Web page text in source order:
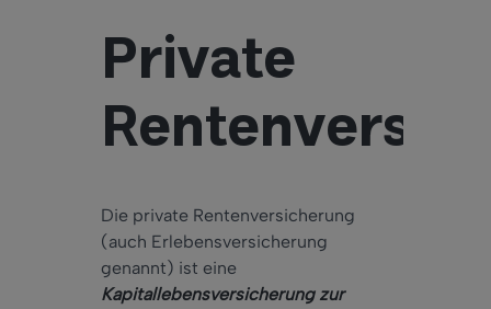
Private
Die private Rentenversicherung
(auch Erlebensversicherung
genannt) ist eine
Kapitallebensversicherung zur